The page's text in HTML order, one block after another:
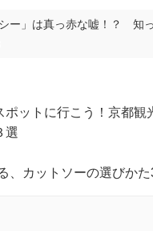
シー」は真っ赤な嘘！？ 知
ポットに行こう！京都観
選
、カットソーの選びかた